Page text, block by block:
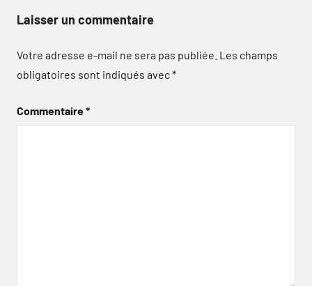
Laisser un commentaire
Votre adresse e-mail ne sera pas publiée. Les champs
obligatoires sont indiqués avec*
Commentaire*